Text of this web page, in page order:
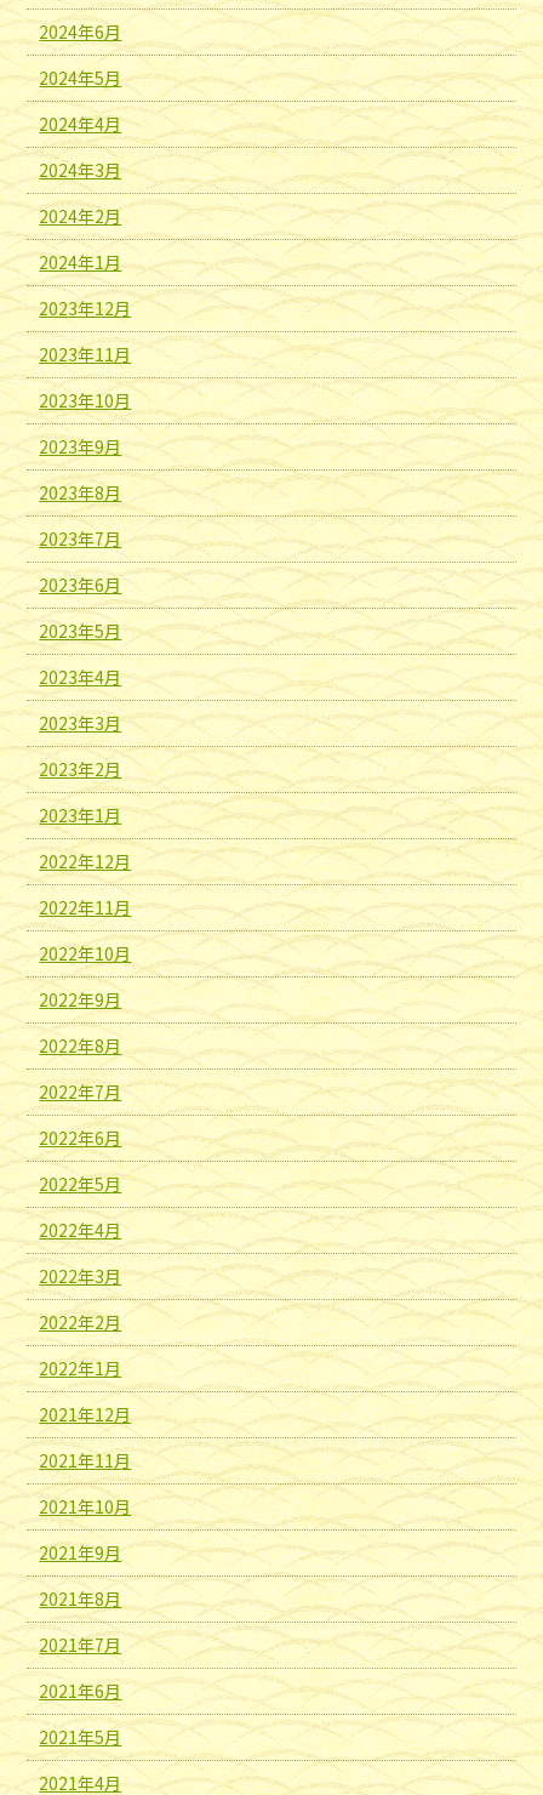
2024年6月
2024年5月
2024年4月
2024年3月
2024年2月
2024年1月
2023年12月
2023年11月
2023年10月
2023年9月
2023年8月
2023年7月
2023年6月
2023年5月
2023年4月
2023年3月
2023年2月
2023年1月
2022年12月
2022年11月
2022年10月
2022年9月
2022年8月
2022年7月
2022年6月
2022年5月
2022年4月
2022年3月
2022年2月
2022年1月
2021年12月
2021年11月
2021年10月
2021年9月
2021年8月
2021年7月
2021年6月
2021年5月
2021年4月